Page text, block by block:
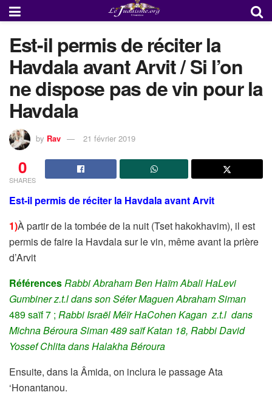
Est-il permis de réciter la
Havdala avant Arvit / Si l’on
ne dispose pas de vin pour la
Havdala
by Rav 21 février 2019
0
SHARES
Est-il permis de réciter la Havdala avant Arvit
1)À partir de la tombée de la nuit (Tset hakokhavim), il est
permis de faire la Havdala sur le vin, même avant la prière
d’Arvit
RéférencesRabbi Abraham Ben Haïm Abali HaLevi
Gumbiner z.t.l dans son Séfer Maguen Abraham Siman
489 saïf 7 ; Rabbi Israël Méïr HaCohen Kagan z.t.l dans
Michna Béroura Siman 489 saïf Katan 18, Rabbi David
Yossef Chlita dans Halakha Béroura
Ensuite, dans la Âmida, on inclura le passage Ata
‘Honantanou.